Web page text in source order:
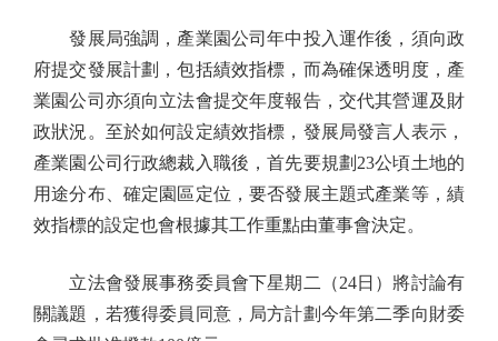
發展局強調，產業園公司年中投入運作後，須向政
府提交發展計劃，包括績效指標，而為確保透明度，產
業園公司亦須向立法會提交年度報告，交代其營運及財
政狀況。至於如何設定績效指標，發展局發言人表示，
產業園公司行政總裁入職後，首先要規劃23公頃土地的
用途分布、確定園區定位，要否發展主題式產業等，績
效指標的設定也會根據其工作重點由董事會決定。
立法會發展事務委員會下星期二（24日）將討論有
關議題，若獲得委員同意，局方計劃今年第二季向財委